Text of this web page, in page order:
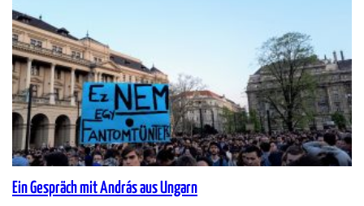
Ein Gespräch mit András aus Ungarn